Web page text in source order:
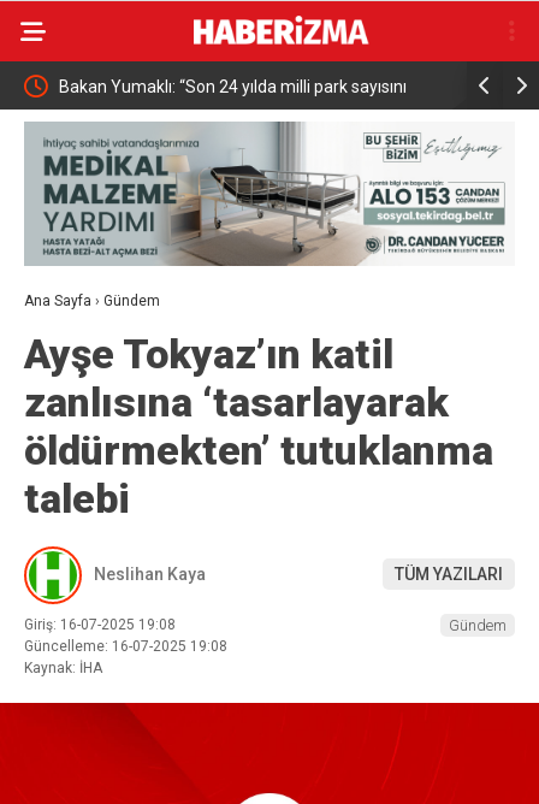
Bakan Yumaklı: “Son 24 yılda milli park sayısını
696’ya çıkardık”
MHP
başlıyor
Ana Sayfa › Gündem
Ayşe Tokyaz’ın katil
zanlısına ‘tasarlayarak
öldürmekten’ tutuklanma
talebi
Neslihan Kaya TÜM YAZILARI
Giriş: 16-07-2025 19:08
Güncelleme: 16-07-2025 19:08
Kaynak: İHA
Gündem